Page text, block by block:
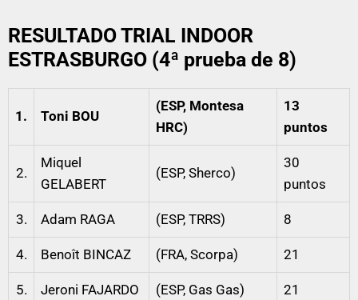
RESULTADO TRIAL INDOOR
ESTRASBURGO (4ª prueba de 8)
1. Toni BOU
(ESP, Montesa
HRC)
13
puntos
2.
Miquel
GELABERT
(ESP, Sherco)
30
puntos
3. Adam RAGA (ESP, TRRS) 8
4. Benoît BINCAZ (FRA, Scorpa) 21
5. Jeroni FAJARDO (ESP, Gas Gas) 21